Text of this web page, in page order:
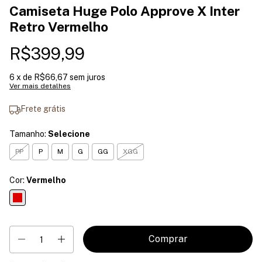
Camiseta Huge Polo Approve X Inter
Retro Vermelho
R$399,99
6 x de R$66,67 sem juros
Ver mais detalhes
Frete grátis
Tamanho: Selecione
PP P M G GG XGG
Cor: Vermelho